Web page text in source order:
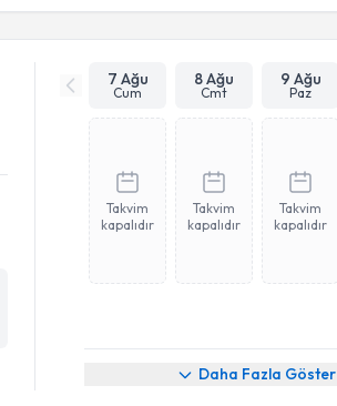
7 Ağu
Cum
8 Ağu
Cmt
9 Ağu
Paz
Takvim
kapalıdır
Takvim
kapalıdır
Takvim
kapalıdır
Daha Fazla Göster